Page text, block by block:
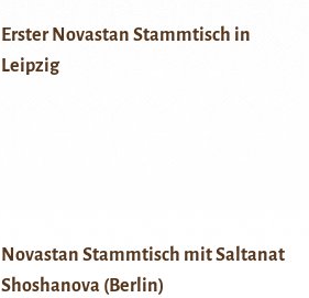
Erster Novastan Stammtisch in
Leipzig
Novastan Stammtisch mit Saltanat
Shoshanova (Berlin)